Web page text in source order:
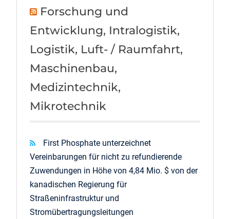
Forschung und
Entwicklung, Intralogistik,
Logistik, Luft- / Raumfahrt,
Maschinenbau,
Medizintechnik,
Mikrotechnik
First Phosphate unterzeichnet
Vereinbarungen für nicht zu refundierende
Zuwendungen in Höhe von 4,84 Mio. $ von der
kanadischen Regierung für
Straßeninfrastruktur und
Stromübertragungsleitungen